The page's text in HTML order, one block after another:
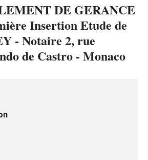
DE GERANCE
Insertion Etude de
- Notaire 2, rue
de Castro - Monaco